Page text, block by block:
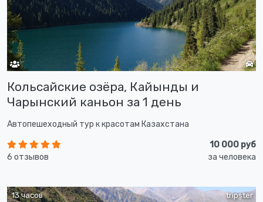
Кольсайские озёра, Кайынды и
Чарынский каньон за 1 день
Автопешеходный тур к красотам Казахстана
6 отзывов
10 000 руб
за человека
tripster
13 часов